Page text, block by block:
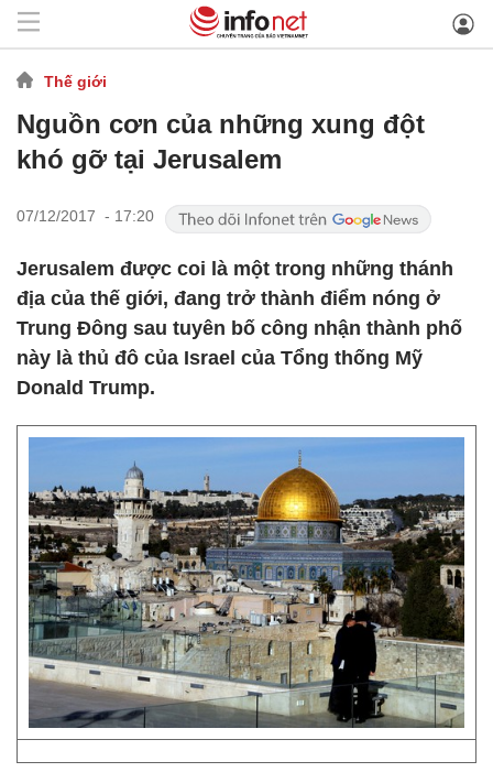
Thế giới
Nguồn cơn của những xung đột
khó gỡ tại Jerusalem
07/12/2017 - 17:20
Jerusalem được coi là một trong những thánh
địa của thế giới, đang trở thành điểm nóng ở
Trung Đông sau tuyên bố công nhận thành phố
này là thủ đô của Israel của Tổng thống Mỹ
Donald Trump.